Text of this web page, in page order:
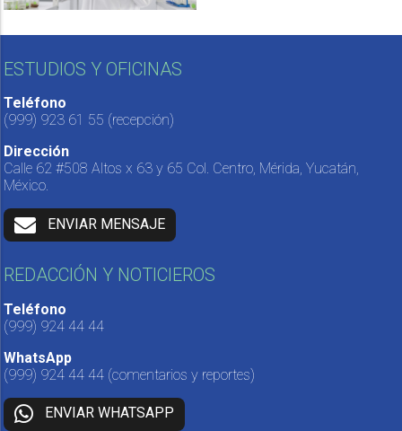
ESTUDIOS Y OFICINAS
Teléfono
(999) 923 61 55 (recepción)
Dirección
Calle 62 #508 Altos x 63 y 65 Col. Centro, Mérida, Yucatán,
México.
ENVIAR MENSAJE
REDACCIÓN Y NOTICIEROS
Teléfono
(999) 924 44 44
WhatsApp
(999) 924 44 44 (comentarios y reportes)
ENVIAR WHATSAPP